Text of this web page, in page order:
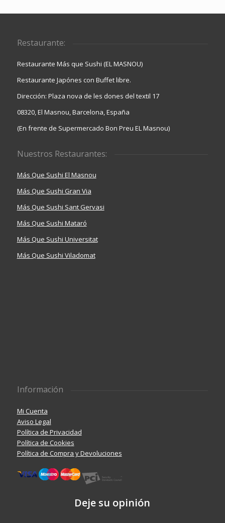
Restaurante:
Restaurante Más que Sushi (EL MASNOU)
Restaurante Japónes con Buffet libre.
Dirección: Plaza nova de les dones del textil 17
08320, El Masnou, Barcelona, España
(En frente de Supermercado Bon Preu EL Masnou)
Nuestros Restaurantes:
Más Que Sushi El Masnou
Más Que Sushi Gran Via
Más Que Sushi Sant Gervasi
Más Que Sushi Mataró
Más Que Sushi Universitat
Más Que Sushi Viladomat
Información
Mi Cuenta
Aviso Legal
Política de Privacidad
Política de Cookies
Política de Compra y Devoluciones
Deje su opinión